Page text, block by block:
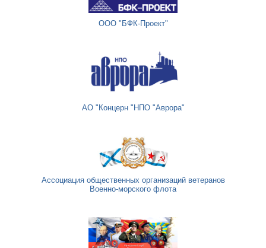
ООО "БФК-Проект"
АО "Концерн "НПО "Аврора"
Ассоциация общественных организаций ветеранов
Военно-морского флота